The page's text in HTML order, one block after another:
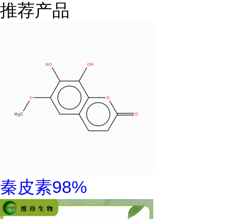
推荐产品
秦皮素98%